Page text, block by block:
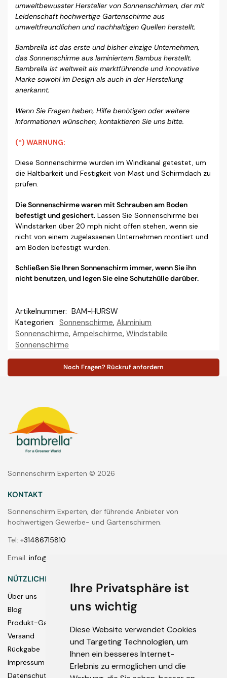
Ihre Privatsphäre ist
uns wichtig
Diese Website verwendet Cookies
und Targeting Technologien, um
Ihnen ein besseres Internet-
Erlebnis zu ermöglichen und die
umweltbewusster Hersteller von Sonnenschirmen, der mit
Leidenschaft hochwertige Gartenschirme aus
umweltfreundlichen und nachhaltigen Quellen herstellt.
Bambrella ist das erste und bisher einzige Unternehmen,
das Sonnenschirme aus laminiertem Bambus herstellt.
Bambrella ist weltweit als marktführende und innovative
Marke sowohl im Design als auch in der Herstellung
anerkannt.
Wenn Sie Fragen haben, Hilfe benötigen oder weitere
Informationen wünschen, kontaktieren Sie uns bitte.
(*) WARNUNG:
Diese Sonnenschirme wurden im Windkanal getestet, um
die Haltbarkeit und Festigkeit von Mast und Schirmdach zu
prüfen.
Die Sonnenschirme waren mit Schrauben am Boden
befestigt und gesichert. Lassen Sie Sonnenschirme bei
Windstärken über 20 mph nicht offen stehen, wenn sie
nicht von einem zugelassenen Unternehmen montiert und
am Boden befestigt wurden.
Schließen Sie Ihren Sonnenschirm immer, wenn Sie ihn
nicht benutzen, und legen Sie eine Schutzhülle darüber.
Artikelnummer: BAM-HURSW
Kategorien: Sonnenschirme, Aluminium
Sonnenschirme, Ampelschirme, Windstabile
Sonnenschirme
Noch Fragen? Rückruf anfordern
Sonnenschirm Experten © 2026
KONTAKT
Sonnenschirm Experten, der führende Anbieter von
hochwertigen Gewerbe- und Gartenschirmen.
Tel: +31486715810
Email: info@bambrella-shop.de
NÜTZLICHE LINKS
Über uns
Blog
Produkt-Garantie
Versand
Rückgabe
Impressum
Datenschutz